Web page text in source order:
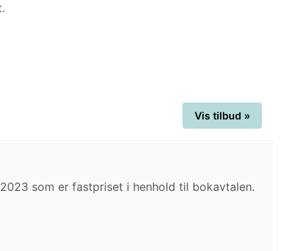
Vis tilbud »
som er fastpriset i henhold til bokavtalen.